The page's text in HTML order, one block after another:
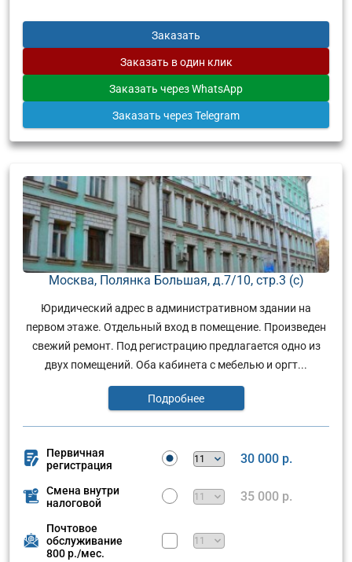
Заказать
Заказать в один клик
Заказать через WhatsApp
Заказать через Telegram
Москва, Полянка Большая, д.7/10, стр.3 (с)
Юридический адрес в административном здании на
первом этаже. Отдельный вход в помещение. Произведен
свежий ремонт. Под регистрацию предлагается одно из
двух помещений. Оба кабинета с мебелью и оргт...
Подробнее
Первичная
регистрация
30 000 р.
Смена внутри
налоговой
35 000 р.
Почтовое
обслуживание
800 р./мес.